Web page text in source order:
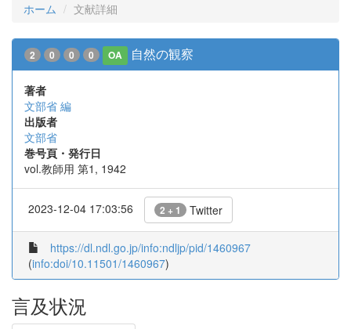
ホーム 文献詳細
2 0 0 0 OA 自然の観察
著者
文部省 編
出版者
文部省
巻号頁・発行日
vol.教師用 第1, 1942
2023-12-04 17:03:56 2 + 1 Twitter
https://dl.ndl.go.jp/info:ndljp/pid/1460967
(info:doi/10.11501/1460967)
言及状況